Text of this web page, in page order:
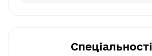
Спеціальності